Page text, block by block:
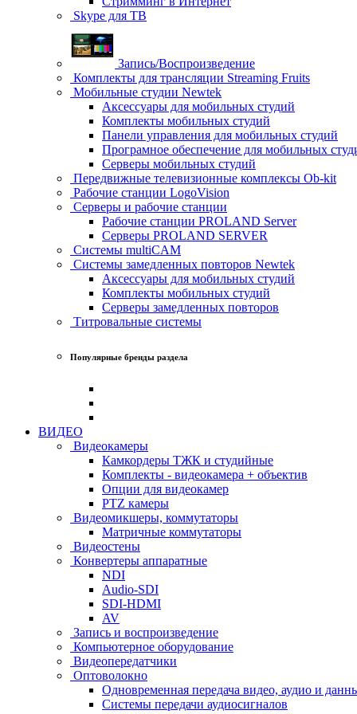
Skype для ТВ
Запись/Воспроизведение
Комплекты для трансляции Streaming Fruits
Мобильные студии Newtek
Аксессуары для мобильных студий
Комплекты мобильных студий
Панели управления для мобильных студий
Програмное обеспечение для мобильных
Серверы мобильных студий
Передвижные телевизионные комплексы Ob-kit
Рабочие станции LogoVision
Серверы и рабочие станции
Рабочие станции PROLAND Server
Серверы PROLAND SERVER
Системы multiCAM
Системы замедленных повторов Newtek
Аксессуары для мобильных студий
Комплекты мобильных студий
Серверы замедленных повторов
Титровальные системы
Популярные бренды раздела
ВИДЕО
Видеокамеры
Камкордеры ТЖК и студийные
Комплекты - видеокамера + объектив
Опции для видеокамер
PTZ камеры
Видеомикшеры, коммутаторы
Матричные коммутаторы
Видеостены
Конвертеры аппаратные
NDI
Audio-SDI
SDI-HDMI
AV
Запись и воспроизведение
Компьютерное оборудование
Видеопередатчики
Оптоволокно
Одновременная передача видео, аудио и
Системы передачи аудиосигналов